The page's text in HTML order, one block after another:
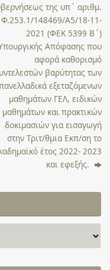
της υπ΄ αριθμ.
Φ.253.1/148469/Α5/18-11-
2021 (ΦΕΚ 5399 Β΄)
Απόφασης που
αφορά καθορισμό
βαρύτητας των
εξεταζόμενων
μαθημάτων ΓΕΛ, ειδικών
μαθημάτων και πρακτικών
δοκιμασιών για εισαγωγή
στην Τριτ/θμια Εκπ/ση το
έτος 2022- 2023
και εφεξής.